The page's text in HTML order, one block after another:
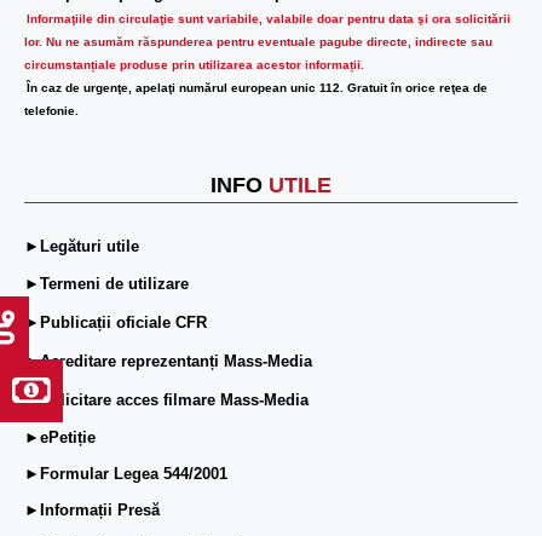
Informaţiile din circulaţie sunt variabile, valabile doar pentru data şi ora solicitării
lor. Nu ne asumăm răspunderea pentru eventuale pagube directe, indirecte sau
circumstanțiale produse prin utilizarea acestor informații.
În caz de urgenţe, apelaţi numărul european unic 112. Gratuit în orice reţea de
telefonie.
INFO UTILE
►Legături utile
►Termeni de utilizare
►Publicații oficiale CFR
►Acreditare reprezentanți Mass-Media
►Solicitare acces filmare Mass-Media
►ePetiție
►Formular Legea 544/2001
►Informații Presă